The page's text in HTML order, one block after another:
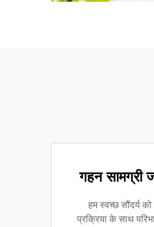
गहन सामग्री
हम स्वच्छ सौंदर्य
प्रक्रिया के साथ